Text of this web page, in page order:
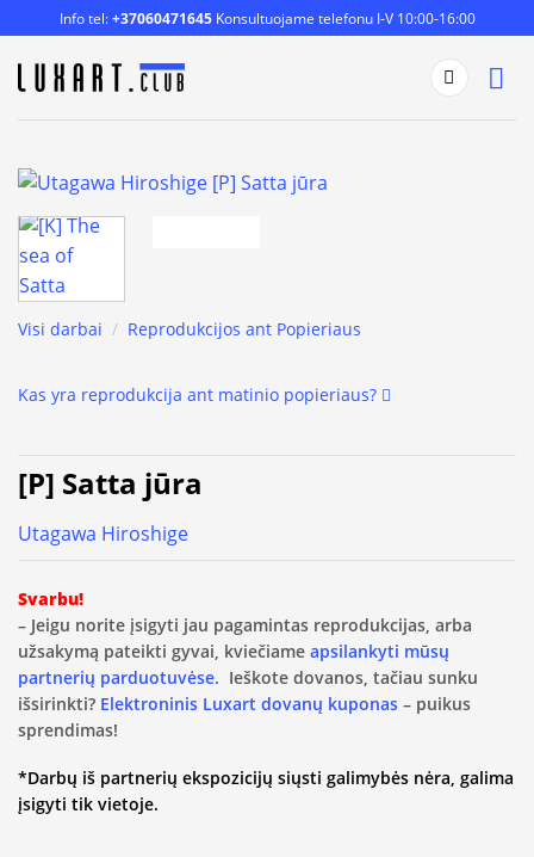
to
content
Info tel:+37060471645Konsultuojame telefonu I-V 10:00-16:00
Visi darbai / Reprodukcijos ant Popieriaus
Kas yra reprodukcija ant matinio popieriaus?
[P] Satta jūra
Utagawa Hiroshige
Svarbu!
– Jeigu norite įsigyti jau pagamintas reprodukcijas, arba
užsakymą pateikti gyvai, kviečiame apsilankyti mūsų
partnerių parduotuvėse. Ieškote dovanos, tačiau sunku
išsirinkti? Elektroninis Luxart dovanų kuponas – puikus
sprendimas!
*Darbų iš partnerių ekspozicijų siųsti galimybės nėra, galima
įsigyti tik vietoje.